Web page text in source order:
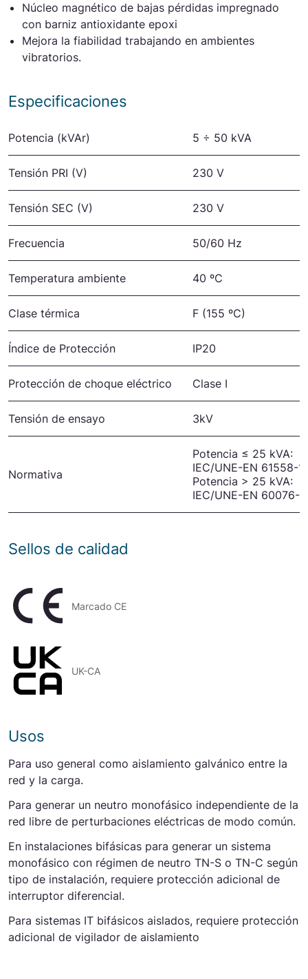
Núcleo magnético de bajas pérdidas impregnado
con barniz antioxidante epoxi
Mejora la fiabilidad trabajando en ambientes
vibratorios.
Especificaciones
Potencia (kVAr) 5 ÷ 50 kVA
Tensión PRI (V) 230 V
Tensión SEC (V) 230 V
Frecuencia 50/60 Hz
Temperatura ambiente 40 ºC
Clase térmica F (155 ºC)
Índice de Protección IP20
Protección de choque eléctrico Clase I
Tensión de ensayo 3kV
Normativa
Potencia ≤ 25 kVA:
IEC/UNE-EN 61558-1
Potencia > 25 kVA:
IEC/UNE-EN 60076-
Sellos de calidad
Marcado CE
UK-CA
Usos
Para uso general como aislamiento galvánico entre la
red y la carga.
Para generar un neutro monofásico independiente de la
red libre de perturbaciones eléctricas de modo común.
En instalaciones bifásicas para generar un sistema
monofásico con régimen de neutro TN-S o TN-C según
tipo de instalación, requiere protección adicional de
interruptor diferencial.
Para sistemas IT bifásicos aislados, requiere protección
adicional de vigilador de aislamiento